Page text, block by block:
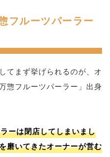
フルーツパーラー
てまず挙げられるのが、オ
惣フルーツパーラー」出身
ーは閉店してしまいまし
磨いてきたオーナーが営む